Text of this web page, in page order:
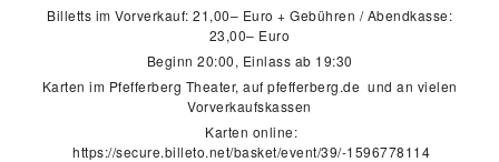
Billetts im Vorverkauf: 21,00– Euro + Gebühren / Abendkasse:
23,00– Euro
Beginn 20:00, Einlass ab 19:30
Karten im Pfefferberg Theater, auf pfefferberg.de und an vielen
Vorverkaufskassen
Karten online:
https://secure.billeto.net/basket/event/39/-1596778114